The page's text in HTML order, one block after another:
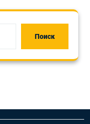
Поиск